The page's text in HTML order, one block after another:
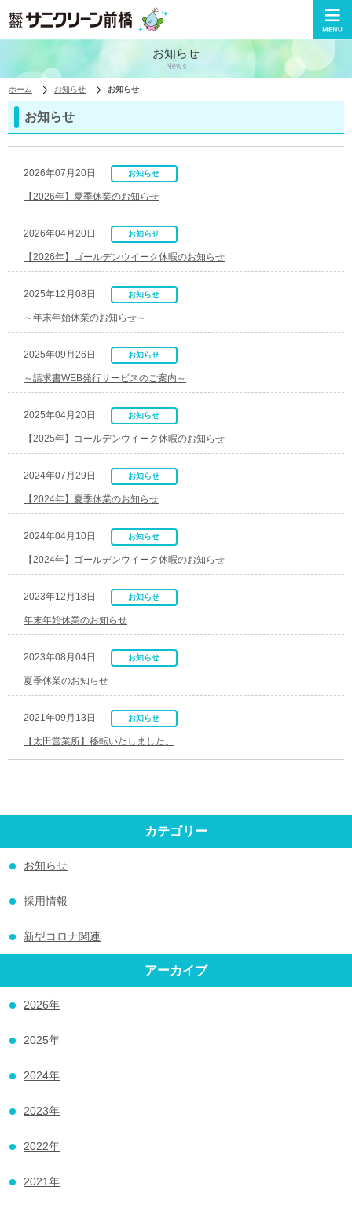
お知らせ
News
ホーム お知らせ お知らせ
お知らせ
2026年07月20日 お知らせ
【2026年】夏季休業のお知らせ
2026年04月20日 お知らせ
【2026年】ゴールデンウイーク休暇のお知らせ
2025年12月08日 お知らせ
～年末年始休業のお知らせ～
2025年09月26日 お知らせ
～請求書WEB発行サービスのご案内～
2025年04月20日 お知らせ
【2025年】ゴールデンウイーク休暇のお知らせ
2024年07月29日 お知らせ
【2024年】夏季休業のお知らせ
2024年04月10日 お知らせ
【2024年】ゴールデンウイーク休暇のお知らせ
2023年12月18日 お知らせ
年末年始休業のお知らせ
2023年08月04日 お知らせ
夏季休業のお知らせ
2021年09月13日 お知らせ
【太田営業所】移転いたしました。
カテゴリー
お知らせ
採用情報
新型コロナ関連
アーカイブ
2026年
2025年
2024年
2023年
2022年
2021年